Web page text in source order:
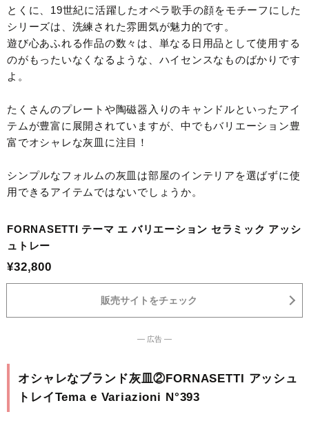
とくに、19世紀に活躍したオペラ歌手の顔をモチーフにした
シリーズは、洗練された雰囲気が魅力的です。
遊び心あふれる作品の数々は、単なる日用品として使用する
のがもったいなくなるような、ハイセンスなものばかりです
よ。
たくさんのプレートや陶磁器入りのキャンドルといったアイ
テムが豊富に展開されていますが、中でもバリエーション豊
富でオシャレな灰皿に注目！
シンプルなフォルムの灰皿は部屋のインテリアを選ばずに使
用できるアイテムではないでしょうか。
FORNASETTI テーマ エ バリエーション セラミック アッシ
ュトレー
¥32,800
販売サイトをチェック
― 広告 ―
オシャレなブランド灰皿②FORNASETTI アッシュ
トレイTema e Variazioni N°393